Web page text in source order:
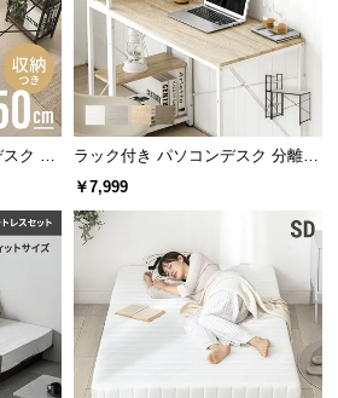
スクトップPCや、複数の機器も
とができる耐久性です。
ク ワ
コーナ
ラック付き パソコンデスク 分離型
タイプ
￥7,999